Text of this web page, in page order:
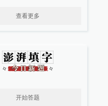
查看更多
开始答题